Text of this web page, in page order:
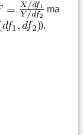
ma
),